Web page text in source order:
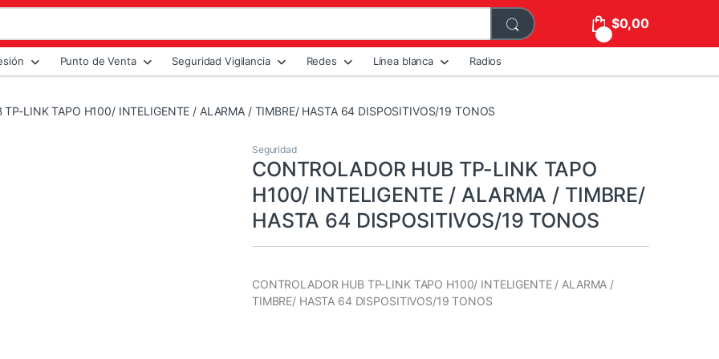
$0,00
Punto de Venta Seguridad Vigilancia Redes Línea blanca Radios
TP-LINK TAPO H100/ INTELIGENTE / ALARMA / TIMBRE/ HASTA 64 DISPOSITIVOS/19 TONOS
Seguridad
CONTROLADOR HUB TP-LINK TAPO
H100/ INTELIGENTE / ALARMA / TIMBRE/
HASTA 64 DISPOSITIVOS/19 TONOS
CONTROLADOR HUB TP-LINK TAPO H100/ INTELIGENTE / ALARMA /
TIMBRE/ HASTA 64 DISPOSITIVOS/19 TONOS